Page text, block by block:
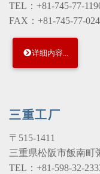
TEL：+81-745-77-
FAX：+81-745-77-
详细内容...
三重工厂
〒515-1411
三重県松阪市飯南町
TEL：+81-598-32-